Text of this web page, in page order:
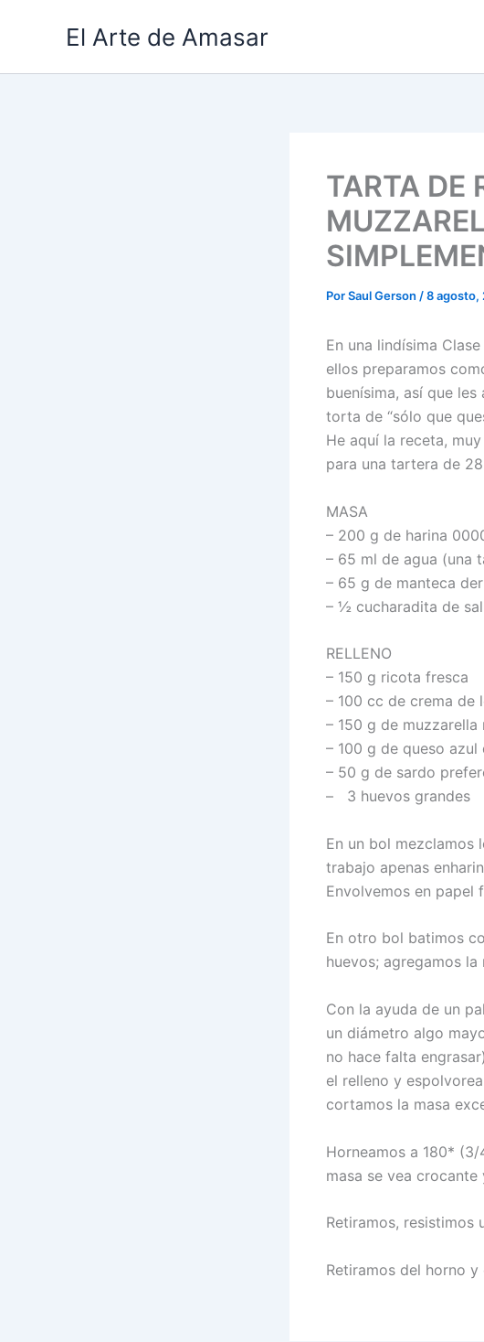
El Arte de Amasar
TARTA DE
PorSaul Gerson /8 agosto,
En una lindísima
ellos preparamos
buenísima, así que
torta de “sólo que
He aquí la receta,
para una tartera de
MASA
– 200 g de harina
– 65 ml de agua (una
– 65 g de manteca
– ½ cucharadita de sal
RELLENO
– 150 g ricota fresca
– 100 cc de crema de
– 150 g de
– 100 g de queso azul
– 50 g de sardo
– 3 huevos grandes
En un bol mezclamos
trabajo apenas
Envolvemos en papel
En otro bol batimos
huevos; agregamos
Con la ayuda de un
un diámetro algo
no hace falta
el relleno y
cortamos la masa
Horneamos a 180*
masa se vea
Retiramos, resistimos
Retiramos del horno